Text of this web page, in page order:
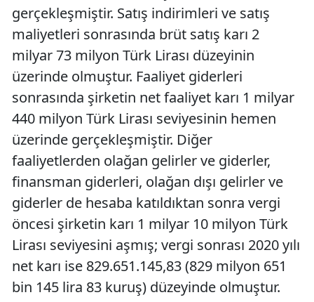
gerçekleşmiştir. Satış indirimleri ve satış
maliyetleri sonrasında brüt satış karı 2
milyar 73 milyon Türk Lirası düzeyinin
üzerinde olmuştur. Faaliyet giderleri
sonrasında şirketin net faaliyet karı 1 milyar
440 milyon Türk Lirası seviyesinin hemen
üzerinde gerçekleşmiştir. Diğer
faaliyetlerden olağan gelirler ve giderler,
finansman giderleri, olağan dışı gelirler ve
giderler de hesaba katıldıktan sonra vergi
öncesi şirketin karı 1 milyar 10 milyon Türk
Lirası seviyesini aşmış; vergi sonrası 2020 yılı
net karı ise 829.651.145,83 (829 milyon 651
bin 145 lira 83 kuruş) düzeyinde olmuştur.